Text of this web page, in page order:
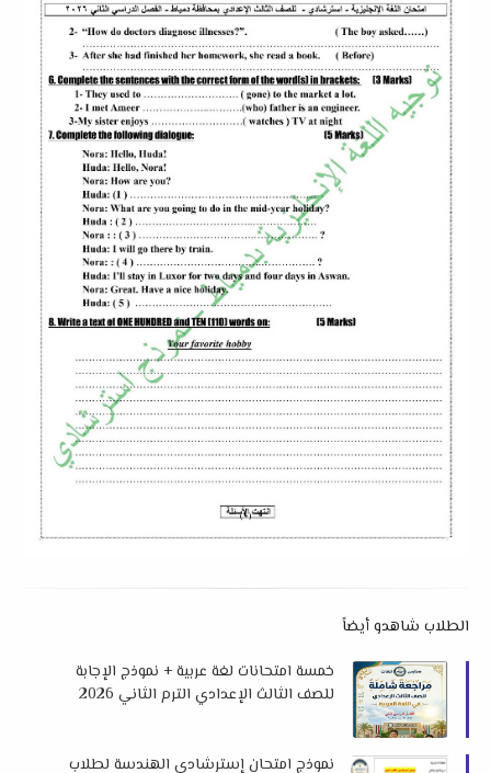
الطلاب شاهدو أيضاً
خمسة امتحانات لغة عربية + نموذج الإجابة
للصف الثالث الإعدادي الترم الثاني 2026
نموذج امتحان إسترشادي الهندسة لطلاب